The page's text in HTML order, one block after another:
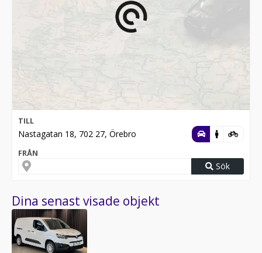
TILL
Nastagatan 18, 702 27, Örebro
FRÅN
Sök
Dina senast visade objekt